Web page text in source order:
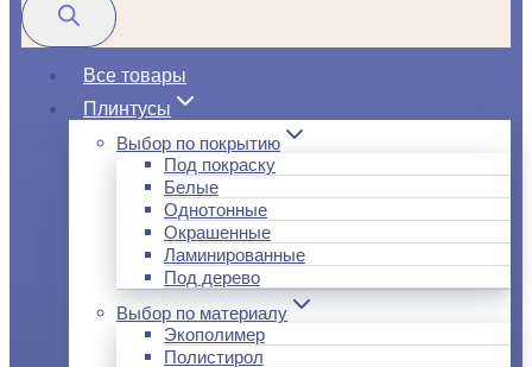
Все товары
Плинтусы
Выбор по покрытию
Под покраску
Белые
Однотонные
Окрашенные
Ламинированные
Под дерево
Выбор по материалу
Экополимер
Полистирол